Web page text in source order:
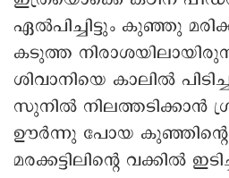
ഏൽപിച്ചിട്ടും കുഞ്ഞു
കടുത്ത
ശിവാനിയെ കാലിൽ
സുനിൽ നിലത്തടിക്കാൻ
ഊർന്നു പോയ കുഞ്ഞിന്റെ
മരക്കട്ടിലിന്റെ വക്കിൽ